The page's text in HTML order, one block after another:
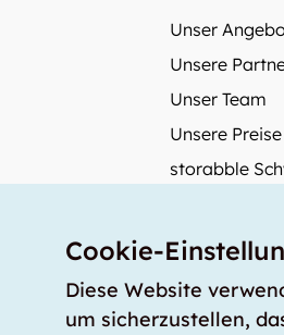
Unser
Unsere
Unser Team
Unsere Preise
storabble
Mehr über storabble
Medienbeiträge
Cookie-
Diese Website
um sicherzustellen,